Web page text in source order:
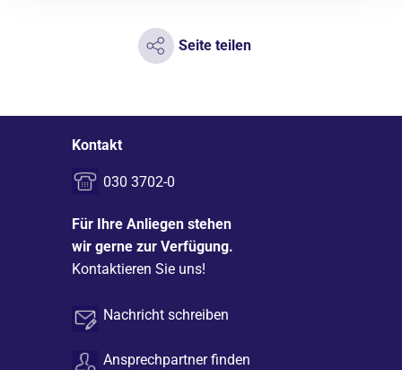
Seite teilen
Kontakt
030 3702-0
Für Ihre Anliegen stehen
wir gerne zur Verfügung.
Kontaktieren Sie uns!
Nachricht schreiben
Ansprechpartner finden